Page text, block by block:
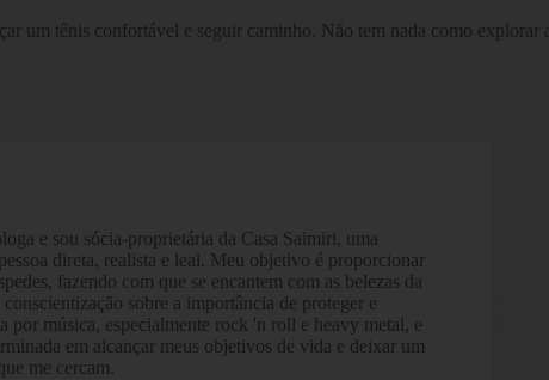
um tênis confortável e seguir caminho. Não tem nada como
e sou sócia-proprietária da Casa Saimiri, uma
direta, realista e leal. Meu objetivo é proporcionar
fazendo com que se encantem com as belezas da
sobre a importância de proteger e
por música, especialmente rock 'n roll e heavy metal, e
em alcançar meus objetivos de vida e deixar um
me cercam.